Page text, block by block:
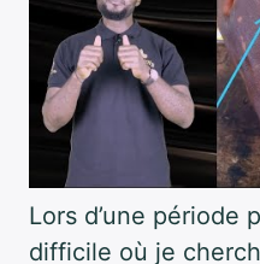
Lors d’une période
difficile où je